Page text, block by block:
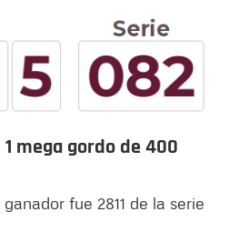
mega gordo de 400
fue 2811 de la serie